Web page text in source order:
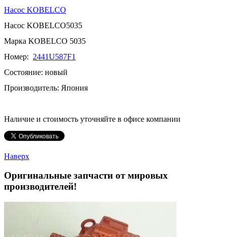
Насос KOBELCO
Насос KOBELCO5035
Марка KOBELCO 5035
Номер: 2441U587F1
Состояние: новый
Производитель: Япония
Наличие и стоимость уточняйте в офисе компании
Наверх
Оригинальные запчасти от мировых
производителей!